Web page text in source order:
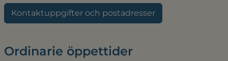
Kontaktuppgifter och postadresser
Ordinarie öppettider